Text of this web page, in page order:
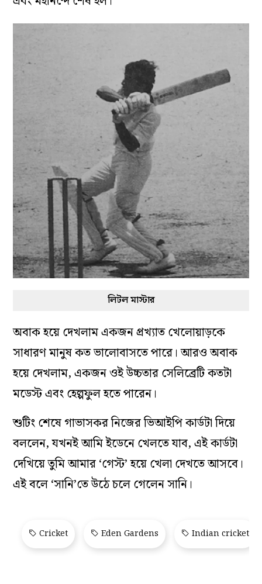
লিটল মাস্টার
অবাক হয়ে দেখলাম একজন প্রখ্যাত খেলোয়াড়কে
সাধারণ মানুষ কত ভালোবাসতে পারে। আরও অবাক
হয়ে দেখলাম, একজন ওই উচ্চতার সেলিব্রেটি কতটা
মডেস্ট এবং হেল্পফুল হতে পারেন।
শুটিং শেষে গাভাসকর নিজের ভিআইপি কার্ডটা দিয়ে
বললেন, যখনই আমি ইডেনে খেলতে যাব, এই কার্ডটা
দেখিয়ে তুমি আমার ‘গেস্ট’ হয়ে খেলা দেখতে আসবে।
এই বলে ‘সানি’তে উঠে চলে গেলেন সানি।
Cricket Eden Gardens Indian cricket